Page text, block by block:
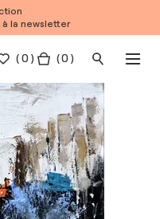
la newsletter
(0 ) ( 0 )